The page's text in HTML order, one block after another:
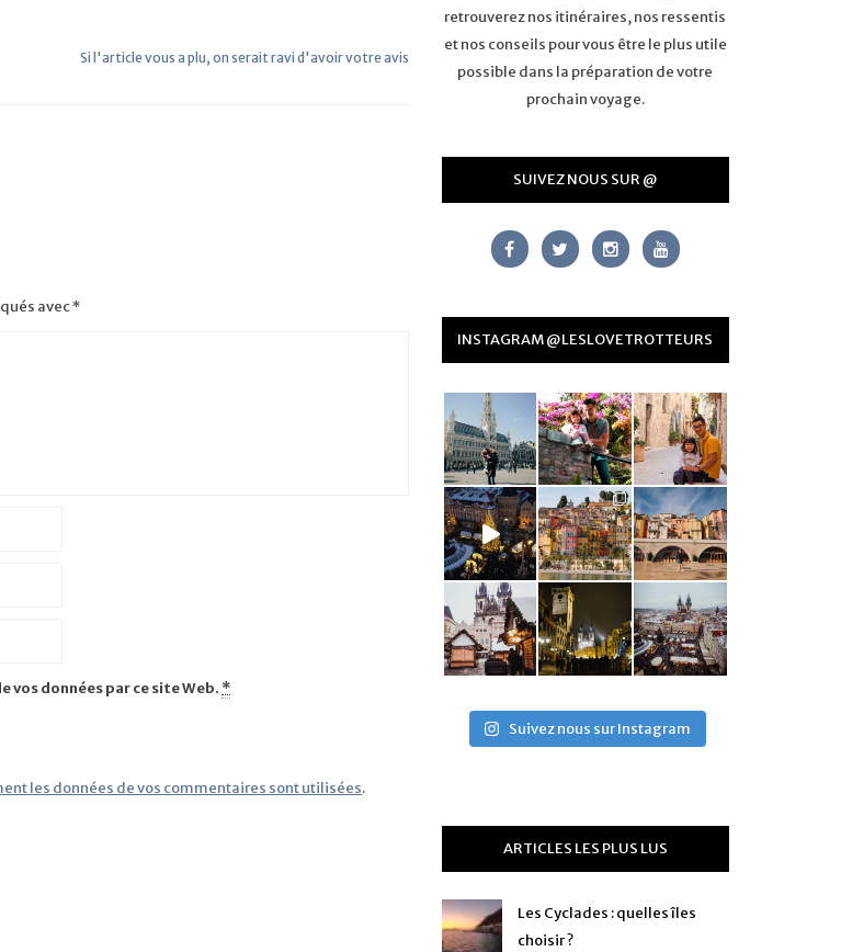
Si l'article vous a plu, on serait ravi d'avoir votre avis
avec*
données par ce site Web. *
les données de vos commentaires sont utilisées.
retrouverez nos itinéraires, nos ressentis
et nos conseils pour vous être le plus utile
possible dans la préparation de votre
prochain voyage.
SUIVEZ NOUS SUR @
INSTAGRAM @LESLOVETROTTEURS
Suivez nous sur Instagram
ARTICLES LES PLUS LUS
Les Cyclades : quelles îles
choisir ?